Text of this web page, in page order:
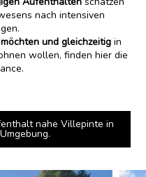
nach intensiven
und gleichzeitig in
wollen, finden hier die
nahe Villepinte in